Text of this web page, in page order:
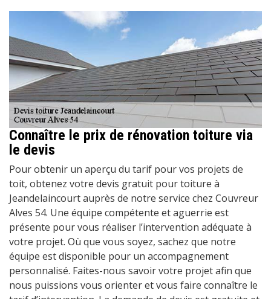
Connaître le prix de rénovation toiture via
le devis
Pour obtenir un aperçu du tarif pour vos projets de
toit, obtenez votre devis gratuit pour toiture à
Jeandelaincourt auprès de notre service chez Couvreur
Alves 54. Une équipe compétente et aguerrie est
présente pour vous réaliser l’intervention adéquate à
votre projet. Où que vous soyez, sachez que notre
équipe est disponible pour un accompagnement
personnalisé. Faites-nous savoir votre projet afin que
nous puissions vous orienter et vous faire connaître le